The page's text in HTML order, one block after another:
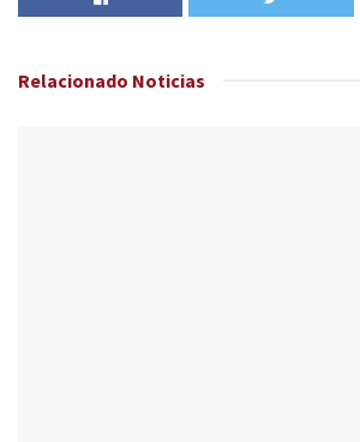
Relacionado Noticias